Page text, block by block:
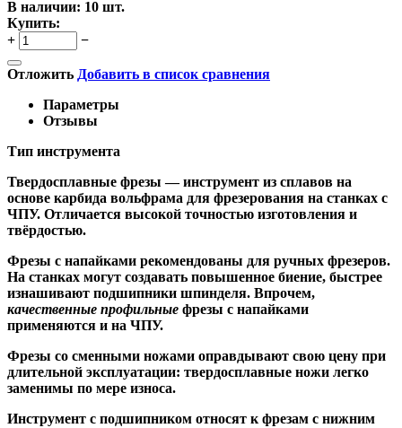
В наличии: 10 шт.
Купить:
+
−
Отложить Добавить в список сравнения
Параметры
Отзывы
Тип инструмента
Твердосплавные фрезы — инструмент из сплавов на
основе карбида вольфрама для фрезерования на станках с
ЧПУ. Отличается высокой точностью изготовления и
твёрдостью.
Фрезы с напайками рекомендованы для ручных фрезеров.
На станках могут создавать повышенное биение, быстрее
изнашивают подшипники шпинделя. Впрочем,
качественные профильные фрезы с напайками
применяются и на ЧПУ.
Фрезы со сменными ножами оправдывают свою цену при
длительной эксплуатации: твердосплавные ножи легко
заменимы по мере износа.
Инструмент с подшипником относят к фрезам с нижним